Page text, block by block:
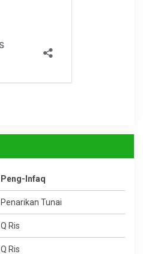
Peng-Infaq
Penarikan Tunai
Q Ris
Q Ris